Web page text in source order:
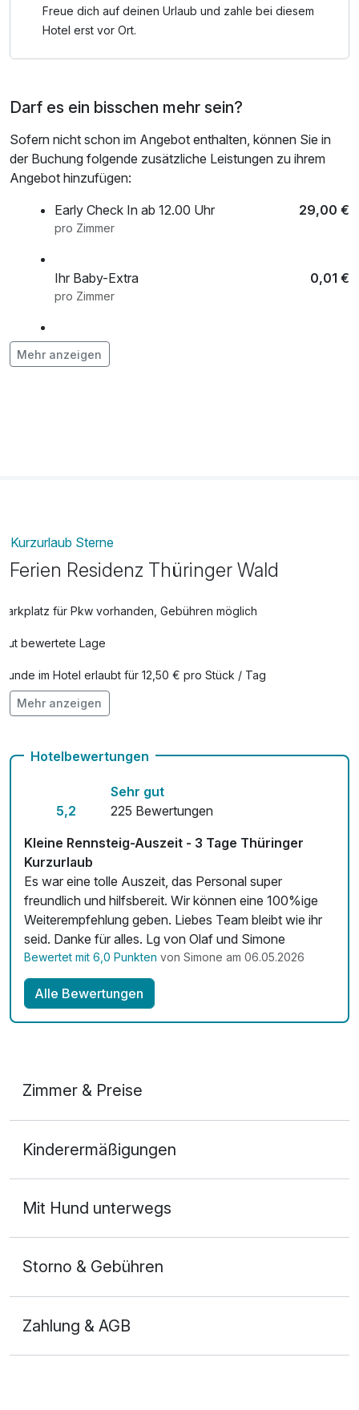
Freue dich auf deinen Urlaub und zahle bei diesem
Hotel erst vor Ort.
Darf es ein bisschen mehr sein?
Sofern nicht schon im Angebot enthalten, können Sie in
der Buchung folgende zusätzliche Leistungen zu ihrem
Angebot hinzufügen:
Early Check In ab 12.00 Uhr
29,00 €
pro Zimmer
Ihr Baby-Extra 0,01 €
pro Zimmer
Ihr Geburtstags-Extra
pro Zimmer
pro Zimmer
pro Stück
Mehr anzeigen
Kurzurlaub Sterne
Ferien Residenz Thüringer Wald
Parkplatz für Pkw vorhanden, Gebühren möglich
Gut bewertete Lage
Hunde im Hotel erlaubt für 12,50 € pro Stück / Tag
Auch vegetarische Speisen
Mehr anzeigen
Hotelbewertungen
5,2
Sehr gut
225 Bewertungen
Kleine Rennsteig-Auszeit - 3 Tage Thüringer
Kurzurlaub
Es war eine tolle Auszeit, das Personal super
freundlich und hilfsbereit. Wir können eine 100%ige
Weiterempfehlung geben. Liebes Team bleibt wie ihr
seid. Danke für alles. Lg von Olaf und Simone
Bewertet mit 6,0 Punkten von Simone am 06.05.2026
Alle Bewertungen
Zimmer & Preise
2 Erwachsene
Kinderermäßigungen
Mit Hund unterwegs
Storno & Gebühren
Zahlung & AGB